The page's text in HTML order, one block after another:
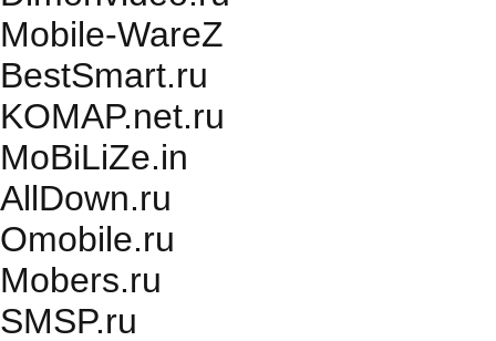
Mobile-WareZ
BestSmart.ru
KOMAP.net.ru
MoBiLiZe.in
AllDown.ru
Оmobile.ru
Mobers.ru
SMSP.ru